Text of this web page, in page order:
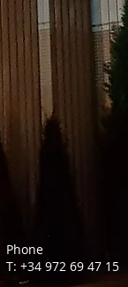
Phone
T: +34 972 69 47 15